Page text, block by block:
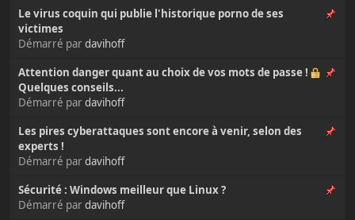
Le virus coquin qui publie l'historique porno de ses
victimes
Démarré pardavihoff
Attention danger quant au choix de vos mots de passe !
Quelques conseils...
Démarré pardavihoff
Les pires cyberattaques sont encore à venir, selon des
experts !
Démarré pardavihoff
Sécurité : Windows meilleur que Linux ?
Démarré pardavihoff